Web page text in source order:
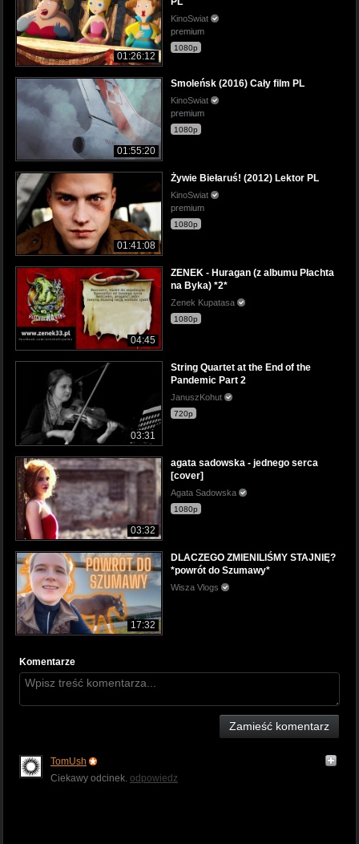
01:26:12
KinoSwiat
premium
1080p
01:55:20
Smoleńsk (2016) Cały film PL
KinoSwiat
premium
1080p
01:41:08
Żywie Biełaruś! (2012) Lektor PL
KinoSwiat
premium
1080p
04:45
ZENEK - Huragan (z albumu Płachta
na Byka) *2*
Zenek Kupatasa
1080p
03:31
String Quartet at the End of the
Pandemic Part 2
JanuszKohut
720p
03:32
agata sadowska - jednego serca
[cover]
Agata Sadowska
1080p
17:32
DLACZEGO ZMIENILIŚMY STAJNIĘ?
*powrót do Szumawy*
Wisza Vlogs
Komentarze
Zamieść komentarz
TomUsh
Ciekawy odcinek. odpowiedz